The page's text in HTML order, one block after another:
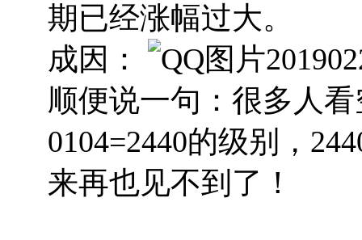
期已经涨幅过大。
成因：
顺便说一句：很多人
0104=2440的级别，
来再也见不到了！